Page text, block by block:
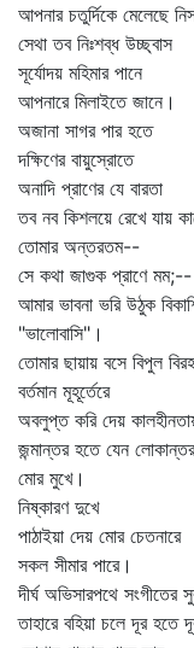
আপনার চতুর্দিকে মেলেছে
সেথা তব নিঃশব্ধ উচ্ছ্বাস
সূর্যোদয় মহিমার পানে
আপনারে মিলাইতে জানে।
অজানা সাগর পার হতে
দক্ষিণের বায়ুস্রোতে
অনাদি প্রাণের যে বারতা
তব নব কিশলয়ে রেখে যায়
তোমার অন্তরতম--
সে কথা জাগুক প্রাণে মম;--
আমার ভাবনা ভরি উঠুক
"ভালোবাসি"।
তোমার ছায়ায় বসে বিপুল
বর্তমান মূহূর্তেরে
অবলুপ্ত করি দেয়
জন্মান্তর হতে যেন
মোর মুখে।
নিষ্কারণ দুখে
পাঠাইয়া দেয় মোর চেতনারে
সকল সীমার পারে।
দীর্ঘ অভিসারপথে সংগীতের
তাহারে বহিয়া চলে দূর হতে